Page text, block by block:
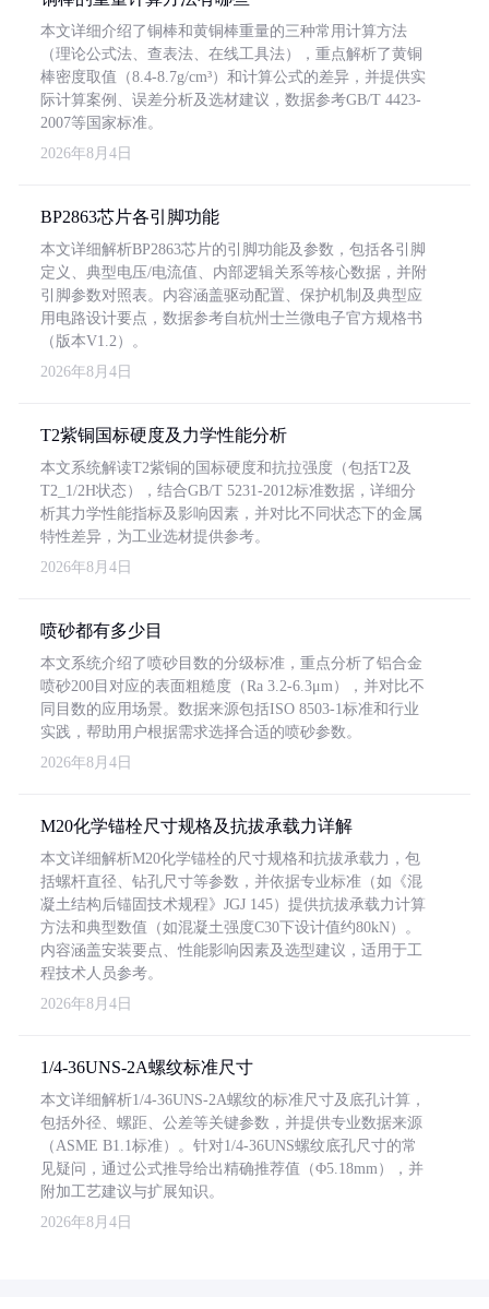
本文详细介绍了铜棒和黄铜棒重量的三种常用计算方法
（理论公式法、查表法、在线工具法），重点解析了黄铜
棒密度取值（8.4-8.7g/cm³）和计算公式的差异，并提供实
际计算案例、误差分析及选材建议，数据参考GB/T 4423-
2007等国家标准。
2026年8月4日
BP2863芯片各引脚功能
本文详细解析BP2863芯片的引脚功能及参数，包括各引脚
定义、典型电压/电流值、内部逻辑关系等核心数据，并附
引脚参数对照表。内容涵盖驱动配置、保护机制及典型应
用电路设计要点，数据参考自杭州士兰微电子官方规格书
（版本V1.2）。
2026年8月4日
T2紫铜国标硬度及力学性能分析
本文系统解读T2紫铜的国标硬度和抗拉强度（包括T2及
T2_1/2H状态），结合GB/T 5231-2012标准数据，详细分
析其力学性能指标及影响因素，并对比不同状态下的金属
特性差异，为工业选材提供参考。
2026年8月4日
喷砂都有多少目
本文系统介绍了喷砂目数的分级标准，重点分析了铝合金
喷砂200目对应的表面粗糙度（Ra 3.2-6.3μm），并对比不
同目数的应用场景。数据来源包括ISO 8503-1标准和行业
实践，帮助用户根据需求选择合适的喷砂参数。
2026年8月4日
M20化学锚栓尺寸规格及抗拔承载力详解
本文详细解析M20化学锚栓的尺寸规格和抗拔承载力，包
括螺杆直径、钻孔尺寸等参数，并依据专业标准（如《混
凝土结构后锚固技术规程》JGJ 145）提供抗拔承载力计算
方法和典型数值（如混凝土强度C30下设计值约80kN）。
内容涵盖安装要点、性能影响因素及选型建议，适用于工
程技术人员参考。
2026年8月4日
1/4-36UNS-2A螺纹标准尺寸
本文详细解析1/4-36UNS-2A螺纹的标准尺寸及底孔计算，
包括外径、螺距、公差等关键参数，并提供专业数据来源
（ASME B1.1标准）。针对1/4-36UNS螺纹底孔尺寸的常
见疑问，通过公式推导给出精确推荐值（Φ5.18mm），并
附加工艺建议与扩展知识。
2026年8月4日